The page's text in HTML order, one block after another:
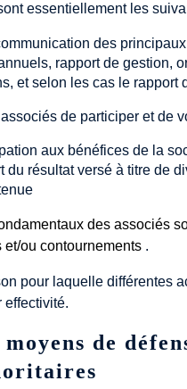
essentiellement les
des
rapport de gestion,
et selon les cas le rapport
de participer et de
aux bénéfices de la
du résultat versé à titre de
des associés
ou contournements .
pour laquelle différentes
effectivité.
moyens de